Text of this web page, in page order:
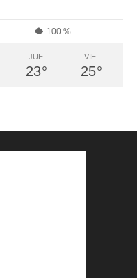
100 %
JUE
23°
VIE
25°